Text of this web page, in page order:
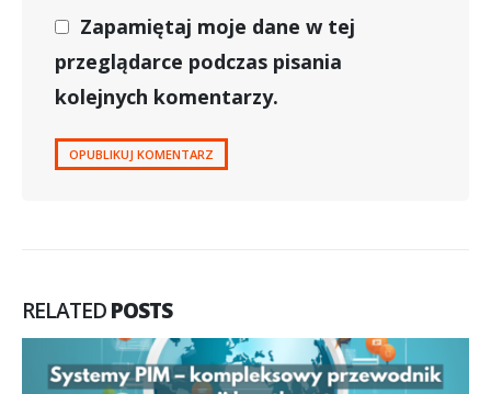
Zapamiętaj moje dane w tej
przeglądarce podczas pisania
kolejnych komentarzy.
RELATEDPOSTS